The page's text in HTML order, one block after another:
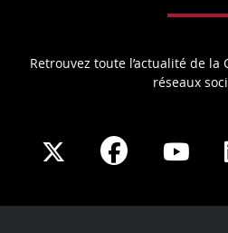
Retrouvez toute l’actualité de la
réseaux
Share
X
Share
Facebook